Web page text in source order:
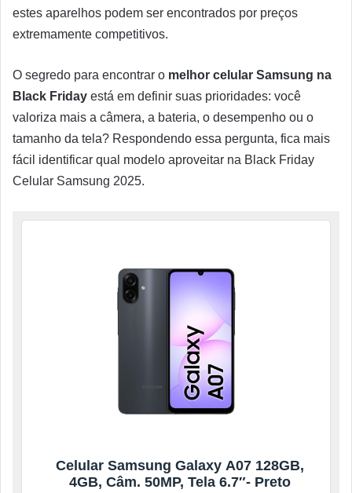
estes aparelhos podem ser encontrados por preços
extremamente competitivos.
O segredo para encontrar o melhor celular Samsung na
Black Friday está em definir suas prioridades: você
valoriza mais a câmera, a bateria, o desempenho ou o
tamanho da tela? Respondendo essa pergunta, fica mais
fácil identificar qual modelo aproveitar na Black Friday
Celular Samsung 2025.
Celular Samsung Galaxy A07 128GB,
4GB, Câm. 50MP, Tela 6.7″- Preto